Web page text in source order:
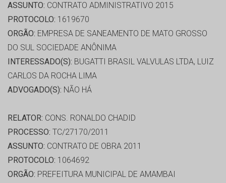
ASSUNTO: CONTRATO ADMINISTRATIVO 2015
PROTOCOLO: 1619670
ORGÃO: EMPRESA DE SANEAMENTO DE MATO GROSSO
DO SUL SOCIEDADE ANÔNIMA
INTERESSADO(S): BUGATTI BRASIL VALVULAS LTDA, LUIZ
CARLOS DA ROCHA LIMA
ADVOGADO(S): NÃO HÁ
RELATOR: CONS. RONALDO CHADID
PROCESSO: TC/27170/2011
ASSUNTO: CONTRATO DE OBRA 2011
PROTOCOLO: 1064692
ORGÃO: PREFEITURA MUNICIPAL DE AMAMBAI